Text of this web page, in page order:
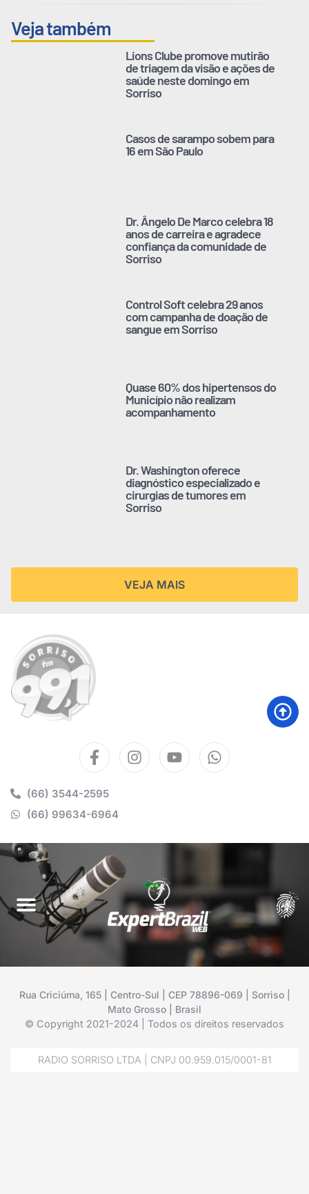
Veja também
Lions Clube promove mutirão
de triagem da visão e ações de
saúde neste domingo em
Sorriso
Casos de sarampo sobem para
16 em São Paulo
Dr. Ângelo De Marco celebra 18
anos de carreira e agradece
confiança da comunidade de
Sorriso
Control Soft celebra 29 anos
com campanha de doação de
sangue em Sorriso
Quase 60% dos hipertensos do
Município não realizam
acompanhamento
Dr. Washington oferece
diagnóstico especializado e
cirurgias de tumores em
Sorriso
VEJA MAIS
(66) 3544-2595
(66) 99634-6964
Rua Criciúma, 165 | Centro-Sul | CEP 78896-069 | Sorriso |
Mato Grosso | Brasil
© Copyright 2021-2024 | Todos os direitos reservados
RADIO SORRISO LTDA | CNPJ 00.959.015/0001-81